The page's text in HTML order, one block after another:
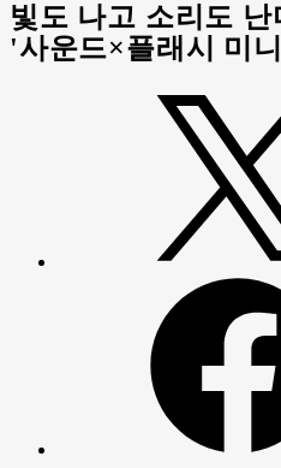
빛도 나고 소리도 난
'사운드×플래시 미